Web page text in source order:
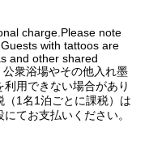
charge.Please note
with tattoos are
and other shared
衆浴場やその他入れ墨
用できない場合があり
（1名1泊ごとに課税）は
てお支払いください。